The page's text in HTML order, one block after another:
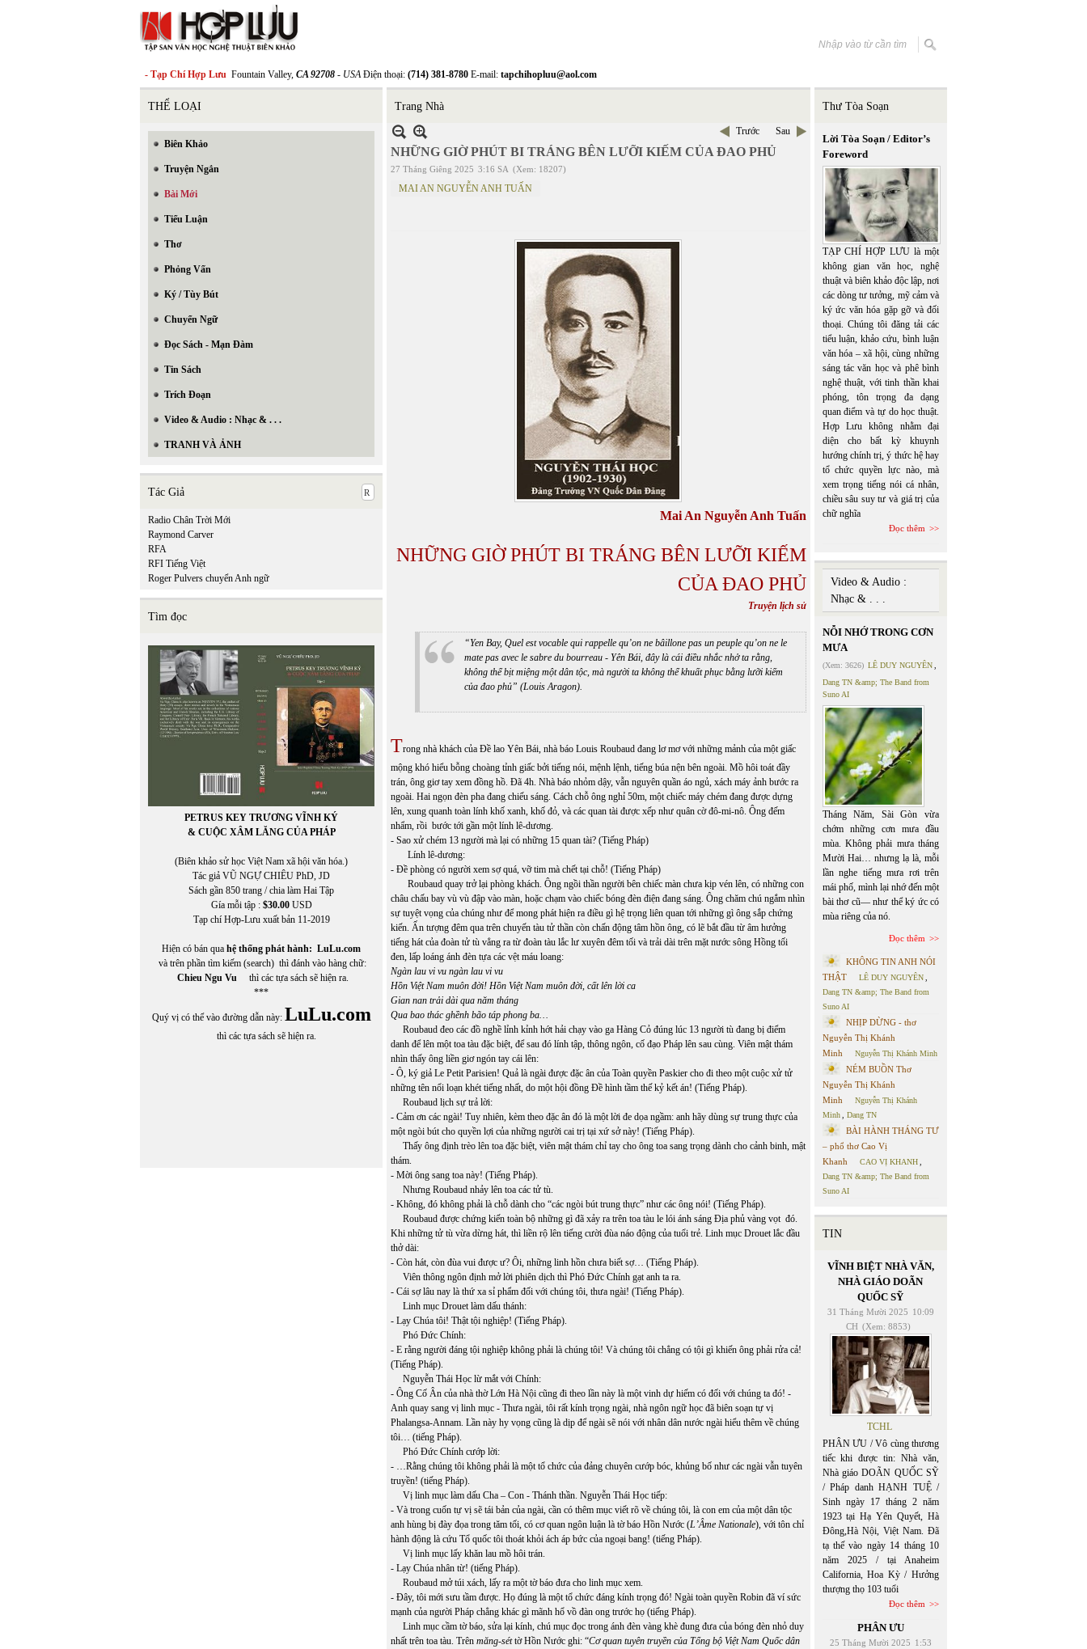
- Tạp Chí Hợp Lưu Fountain Valley, CA 92708 - USAĐiện thoại: (714) 381-8780 E-mail: tapchihopluu@aol.com
THỂ LOẠI
Biên Khảo
Truyện Ngắn
Bài Mới
Tiểu Luận
Thơ
Phỏng Vấn
Ký / Tùy Bút
Chuyển Ngữ
Đọc Sách - Mạn Đàm
Tin Sách
Trích Đoạn
Video & Audio : Nhạc & . . .
TRANH VÀ ẢNH
Tác Giả
Radio Chân Trời Mới
Raymond Carver
RFA
RFI Tiếng Việt
Roger Pulvers chuyển Anh ngữ
Tìm đọc
PETRUS KEY TRƯƠNG VĨNH KÝ
& CUỘC XÂM LĂNG CỦA PHÁP
(Biên khảo sử học Việt Nam xã hội văn hóa.)
Tác giả VŨ NGỰ CHIÊU PhD, JD
Sách gần 850 trang / chia làm Hai Tập
Gía mỗi tập : $30.00USD
Tạp chí Hợp-Lưu xuất bản 11-2019
Hiện có bán qua hệ thống phát hành: LuLu.com
và trên phần tìm kiếm (search) thì đánh vào hàng chữ:
Chieu Ngu Vu thì các tựa sách sẽ hiện ra.
***
Quý vị có thể vào đường dẫn này: LuLu.com
thì các tựa sách sẽ hiện ra.
Trang Nhà
Trước Sau
NHỮNG GIỜ PHÚT BI TRÁNG BÊN LƯỠI KIẾM CỦA ĐAO PHỦ
27 Tháng Giêng 2025 3:16 SA (Xem: 18207)
MAI AN NGUYỄN ANH TUẤN
Mai An Nguyễn Anh Tuấn
NHỮNG GIỜ PHÚT BI TRÁNG BÊN LƯỠI KIẾM
CỦA ĐAO PHỦ
Truyện lịch sử
“Yen Bay, Quel est vocable qui rappelle qu’on ne bâillone pas un peuple qu’on ne le
mate pas avec le sabre du bourreau - Yên Bái, đây là cái điều nhắc nhở ta rằng,
không thể bịt miệng một dân tộc, mà người ta không thể khuất phục bằng lưỡi kiếm
của đao phủ” (Louis Aragon).
Trong nhà khách của Đề lao Yên Bái, nhà báo Louis Roubaud đang lơ mơ với những mảnh của một giấc
mộng khó hiểu bỗng choàng tỉnh giấc bởi tiếng nói, mệnh lệnh, tiếng búa nện bên ngoài. Mồ hôi toát đầy
trán, ông giơ tay xem đồng hồ. Đã 4h. Nhà báo nhỏm dậy, vẫn nguyên quần áo ngủ, xách máy ảnh bước ra
ngoài. Hai ngọn đèn pha đang chiếu sáng. Cách chỗ ông nghỉ 50m, một chiếc máy chém đang được dựng
lên, xung quanh toàn lính khố xanh, khố đỏ, và các quan tài được xếp như quân cờ đô-mi-nô. Ông đếm
nhẩm, rồi bước tới gần một lính lê-dương.
- Sao xử chém 13 người mà lại có những 15 quan tài? (Tiếng Pháp)
Lính lê-dương:
- Đề phòng có người xem sợ quá, vỡ tim mà chết tại chỗ! (Tiếng Pháp)
Roubaud quay trở lại phòng khách. Ông ngồi thần người bên chiếc màn chưa kịp vén lên, có những con
châu chấu bay vù vù đập vào màn, hoặc chạm vào chiếc bóng đèn điện đang sáng. Ông chăm chú ngắm nhìn
sự tuyệt vọng của chúng như để mong phát hiện ra điều gì hệ trọng liên quan tới những gì ông sắp chứng
kiến. Ấn tượng đêm qua trên chuyến tàu tử thần còn chấn động tâm hồn ông, có lẽ bắt đầu từ âm hưởng
tiếng hát của đoàn tử tù vẳng ra từ đoàn tàu lắc lư xuyên đêm tối và trải dài trên mặt nước sông Hồng tối
đen, lấp loáng ánh đèn tựa các vệt máu loang:
Ngàn lau vi vu ngàn lau vi vu
Hồn Việt Nam muôn đời! Hồn Việt Nam muôn đời, cất lên lời ca
Gian nan trải dài qua năm tháng
Qua bao thác ghềnh bão táp phong ba…
Roubaud đeo các đồ nghề lỉnh kỉnh hớt hải chạy vào ga Hàng Cỏ đúng lúc 13 người tù đang bị điểm
danh để lên một toa tàu đặc biệt, để sau đó lính tập, thông ngôn, cố đạo Pháp lên sau cùng. Viên mật thám
nhìn thấy ông liền giơ ngón tay cái lên:
- Ô, ký giả Le Petit Parisien! Quả là ngài được đặc ân của Toàn quyền Paskier cho đi theo một cuộc xử tử
những tên nổi loạn khét tiếng nhất, do một hội đồng Đề hình tầm thế kỷ kết án! (Tiếng Pháp).
Roubaud lịch sự trả lời:
- Cảm ơn các ngài! Tuy nhiên, kèm theo đặc ân đó là một lời đe dọa ngầm: anh hãy dùng sự trung thực của
một ngòi bút cho quyền lợi của những người cai trị tại xứ sở này! (Tiếng Pháp).
Thấy ông định trèo lên toa đặc biệt, viên mật thám chỉ tay cho ông toa sang trọng dành cho cảnh binh, mật
thám.
- Mời ông sang toa này! (Tiếng Pháp).
Nhưng Roubaud nhảy lên toa các tử tù.
- Không, đó không phải là chỗ dành cho “các ngòi bút trung thực” như các ông nói! (Tiếng Pháp).
Roubaud được chứng kiến toàn bộ những gì đã xảy ra trên toa tàu le lói ánh sáng Địa phủ vàng vọt đó.
Khi những tử tù vừa dừng hát, thì liền rộ lên tiếng cười đùa náo động của tuổi trẻ. Linh mục Drouet lắc đầu
thở dài:
- Còn hát, còn đùa vui được ư? Ôi, những linh hồn chưa biết sợ… (Tiếng Pháp).
Viên thông ngôn định mở lời phiên dịch thì Phó Đức Chính gạt anh ta ra.
- Cái sợ lâu nay là thứ xa sỉ phẩm đối với chúng tôi, thưa ngài! (Tiếng Pháp).
Linh mục Drouet làm dấu thánh:
- Lạy Chúa tôi! Thật tội nghiệp! (Tiếng Pháp).
Phó Đức Chính:
- E rằng người đáng tội nghiệp không phải là chúng tôi! Và chúng tôi chẳng có tội gì khiến ông phải rửa cả!
(Tiếng Pháp).
Nguyễn Thái Học lừ mắt với Chính:
- Ông Cố Ân của nhà thờ Lớn Hà Nội cũng đi theo lần này là một vinh dự hiếm có đối với chúng ta đó! -
Anh quay sang vị linh mục - Thưa ngài, tôi rất kính trọng ngài, nhà ngôn ngữ học đã biên soạn tự vị
Phalangsa-Annam. Lần này hy vọng cũng là dịp để ngài sẽ nói với nhân dân nước ngài hiểu thêm về chúng
tôi… (tiếng Pháp).
Phó Đức Chính cướp lời:
- …Rằng chúng tôi không phải là một tổ chức của đảng chuyên cướp bóc, khủng bố như các ngài vẫn tuyên
truyền! (tiếng Pháp).
Vị linh mục làm dấu Cha – Con - Thánh thần. Nguyễn Thái Học tiếp:
- Và trong cuốn tự vị sẽ tái bản của ngài, cần có thêm mục viết rõ về chúng tôi, là con em của một dân tộc
anh hùng bị đày đọa trong tăm tối, có cơ quan ngôn luận là tờ báo Hồn Nước (L’Âme Nationale), với tôn chỉ
hành động là cứu Tổ quốc tôi thoát khỏi ách áp bức của ngoại bang! (tiếng Pháp).
Vị linh mục lấy khăn lau mồ hôi trán.
- Lạy Chúa nhân từ! (tiếng Pháp).
Roubaud mở túi xách, lấy ra một tờ báo đưa cho linh mục xem.
- Đây, tôi mới sưu tầm được. Họ đúng là một tổ chức đáng kính trọng đó! Ngài toàn quyền Robin đã ví sức
mạnh của người Pháp chẳng khác gì mãnh hổ vồ đàn ong trước họ (tiếng Pháp).
Linh mục cầm tờ báo, sửa lại kính, chú mục đọc trong ánh đèn vàng khè đung đưa của bóng đèn nhỏ duy
nhất trên toa tàu. Trên măng-séttờ Hồn Nước ghi: “Cơ quan tuyên truyền của Tổng bộ Việt Nam Quốc dân
Thư Tòa Soạn
Lời Tòa Soạn / Editor’s
Foreword
TẠP CHÍ HỢP LƯU là một
không gian văn học, nghệ
thuật và biên khảo độc lập, nơi
các dòng tư tưởng, mỹ cảm và
ký ức văn hóa gặp gỡ và đối
thoại. Chúng tôi đăng tải các
tiểu luận, khảo cứu, bình luận
văn hóa – xã hội, cùng những
sáng tác văn học và phê bình
nghệ thuật, với tinh thần khai
phóng, tôn trọng đa dạng
quan điểm và tự do học thuật.
Hợp Lưu không nhằm đại
diện cho bất kỳ khuynh
hướng chính trị, ý thức hệ hay
tổ chức quyền lực nào, mà
xem trọng tiếng nói cá nhân,
chiều sâu suy tư và giá trị của
chữ nghĩa
Đọc thêm
Video & Audio :
Nhạc & . . .
NỖI NHỚ TRONG CƠN
MƯA
(Xem: 3626) LÊ DUY NGUYÊN
Dang TN &amp; The Band from
Suno AI
Tháng Năm, Sài Gòn vừa
chớm những cơn mưa đầu
mùa. Không phải mưa tháng
Mười Hai… nhưng lạ là, mỗi
lần nghe tiếng mưa rơi trên
mái phố, mình lại nhớ đến một
bài thơ cũ— như thể ký ức có
mùa riêng của nó.
Đọc thêm
KHÔNG TIN ANH NÓI
THẬT
LÊ DUY NGUYÊN
Dang TN &amp; The Band from
Suno AI
NHỊP DỪNG - thơ
Nguyễn Thị Khánh
Minh
Nguyễn Thị Khánh Minh
NÉM BUỒN Thơ
Nguyễn Thị Khánh
Minh
Nguyễn Thị Khánh
Minh
Dang TN
BÀI HÀNH THÁNG TƯ
– phổ thơ Cao Vị
Khanh
CAO VỊ KHANH
Dang TN &amp; The Band from
Suno AI
TIN
VĨNH BIỆT NHÀ VĂN,
NHÀ GIÁO DOÃN
QUỐC SỸ
31 Tháng Mười 2025 10:09
CH (Xem: 8853)
TCHL
PHÂN ƯU / Vô cùng thương
tiếc khi được tin: Nhà văn,
Nhà giáo DOÃN QUỐC SỸ
/ Pháp danh HẠNH TUỆ /
Sinh ngày 17 tháng 2 năm
1923 tại Hạ Yên Quyết, Hà
Đông,Hà Nội, Việt Nam. Đã
tạ thế vào ngày 14 tháng 10
năm 2025 / tại Anaheim
California, Hoa Kỳ / Hưởng
thượng thọ 103 tuổi
Đọc thêm
PHÂN ƯU
25 Tháng Mười 2025 1:53